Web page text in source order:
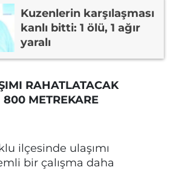
Kuzenlerin karşılaşması
kanlı bitti: 1 ölü, 1 ağır
yaralı
RAHATLATACAK
METREKARE
ilçesinde ulaşımı
bir çalışma daha